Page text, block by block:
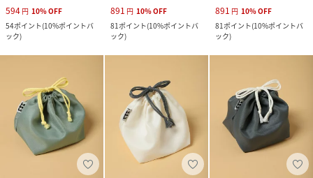
594 円 10%OFF
54ポイント(10%ポイントバ
ック)
891 円 10%OFF
81ポイント(10%ポイントバ
ック)
891 円 10%OFF
81ポイント(10%ポイントバ
ック)